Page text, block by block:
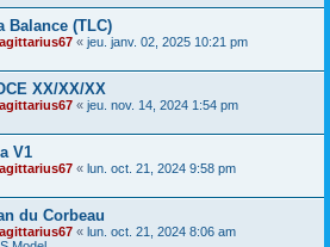
Balance (TLC)
« jeu. janv. 02, 2025 10:21 pm
XX/XX/XX
« jeu. nov. 14, 2024 1:54 pm
V1
« lun. oct. 21, 2024 9:58 pm
du Corbeau
« lun. oct. 21, 2024 8:06 am